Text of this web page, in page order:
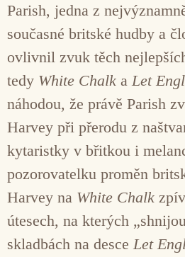
Parish, jedna z
současné britské hudby a
ovlivnil zvuk těch
tedy White Chalk a Let
náhodou, že právě Parish
Harvey při přerodu z
kytaristky v břitkou i
pozorovatelku proměn
Harvey na White Chalk
útesech, na kterých
skladbách na desce Let